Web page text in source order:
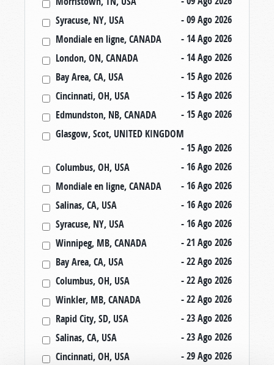
Syracuse, NY, USA
- 09 Ago 2026
Mondiale en ligne, CANADA
- 14 Ago 2026
London, ON, CANADA
- 14 Ago 2026
Bay Area, CA, USA
- 15 Ago 2026
Cincinnati, OH, USA
- 15 Ago 2026
Edmundston, NB, CANADA
- 15 Ago 2026
Glasgow, Scot, UNITED KINGDOM
- 15 Ago 2026
Columbus, OH, USA
- 16 Ago 2026
Mondiale en ligne, CANADA
- 16 Ago 2026
Salinas, CA, USA
- 16 Ago 2026
Syracuse, NY, USA
- 16 Ago 2026
Winnipeg, MB, CANADA
- 21 Ago 2026
Bay Area, CA, USA
- 22 Ago 2026
Columbus, OH, USA
- 22 Ago 2026
Winkler, MB, CANADA
- 22 Ago 2026
Rapid City, SD, USA
- 23 Ago 2026
Salinas, CA, USA
- 23 Ago 2026
Cincinnati, OH, USA
- 29 Ago 2026